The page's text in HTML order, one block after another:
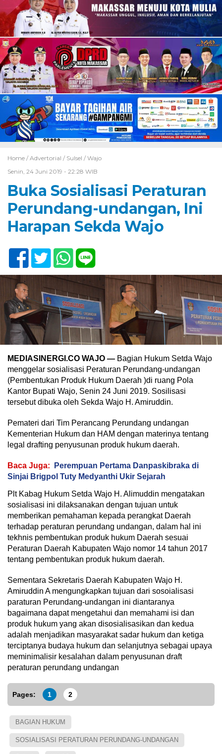
Home / Advertorial / Sulsel / Wajo
Senin, 24 Juni 2019 - 22:28 WIB
Buka Sosialisasi Peraturan
Perundang-undangan, Ini
Harapan Sekda Wajo
MEDIASINERGI.CO WAJO — Bagian Hukum Setda Wajo
menggelar sosialisasi Peraturan Perundang-undangan
(Pembentukan Produk Hukum Daerah )di ruang Pola
Kantor Bupati Wajo, Senin 24 Juni 2019. Sosilisasi
tersebut dibuka oleh Sekda Wajo H. Amiruddin.
Pemateri dari Tim Perancang Perundang undangan
Kementerian Hukum dan HAM dengan materinya tentang
legal drafting penyusunan produk hukum daerah.
Baca Juga:
Perempuan Pertama Danpaskibraka di
Sinjai Brigpol Tuty Medyanthi Ukir Sejarah
Plt Kabag Hukum Setda Wajo H. Alimuddin mengatakan
sosialisasi ini dilaksanakan dengan tujuan untuk
memberikan pemahaman kepada perangkat Daerah
terhadap peraturan perundang undangan, dalam hal ini
tekhnis pembentukan produk hukum Daerah sesuai
Peraturan Daerah Kabupaten Wajo nomor 14 tahun 2017
tentang pembentukan produk hukum daerah.
Sementara Sekretaris Daerah Kabupaten Wajo H.
Amiruddin A mengungkapkan tujuan dari sosoialisasi
paraturan Perundang-undangan ini diantaranya
bagaimana dapat mengetahui dan memahami isi dan
produk hukum yang akan disosialisasikan dan kedua
adalah menjadikan masyarakat sadar hukum dan ketiga
terciptanya budaya hukum dan selanjutnya sebagai upaya
meminimalisir kesalahan dalam penyusunan draft
peraturan perundang undangan
Pages: 1 2
BAGIAN HUKUM
SOSIALISASI PERATURAN PERUNDANG-UNDANGAN